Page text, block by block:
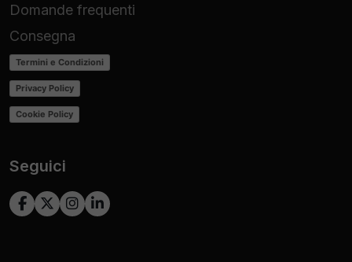
Domande frequenti
Consegna
Termini e Condizioni
Privacy Policy
Cookie Policy
Seguici